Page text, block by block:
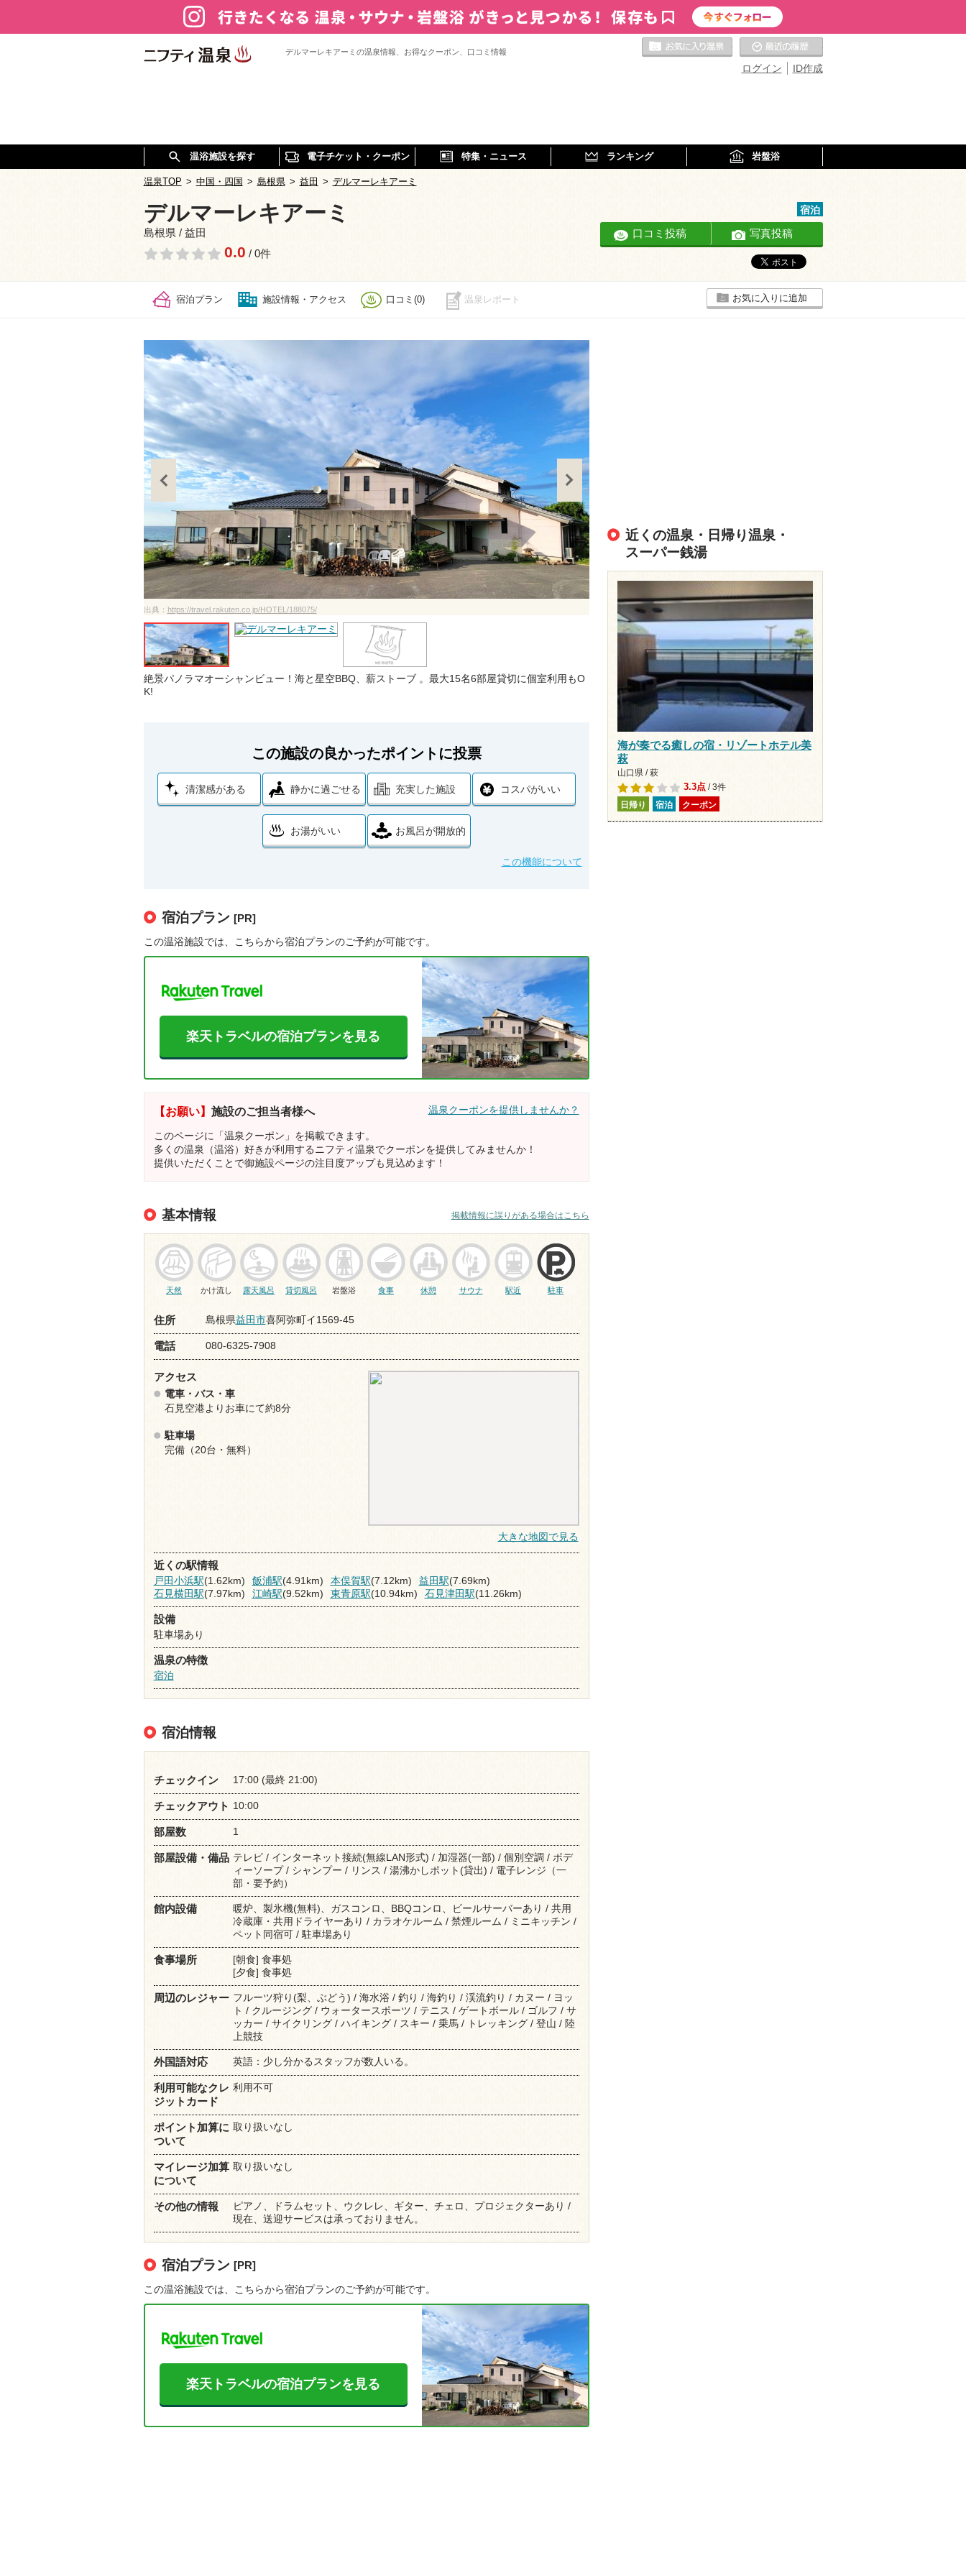
デルマーレキアーミの温泉情報、お得なクーポン、口コミ情報
ID作成
ログイン
お気に入りの温泉
温浴施設を探す 電子チケット・クーポン 特集・ニュース ランキング 岩盤浴
温泉TOP > 中国・四国 > 島根県 > 益田 > デルマーレキアーミ
デルマーレキアーミ
島根県 / 益田
0.0 / 0件
宿泊
口コミ投稿 写真投稿
宿泊プラン 施設情報・アクセス 口コミ(0) 温泉レポート お気に入りに追加
出典： https://travel.rakuten.co.jp/HOTEL/188075/
絶景パノラマオーシャンビュー！海と星空BBQ、薪ストーブ 。最大15名6部屋貸切に個室利用もO
K!
この施設の良かったポイントに投票
清潔感がある 静かに過ごせる 充実した施設 コスパがいい
お湯がいい お風呂が開放的
この機能について
宿泊プラン [PR]
この温浴施設では、こちらから宿泊プランのご予約が可能です。
楽天トラベルの宿泊プランを見る
【お願い】 施設のご担当者様へ 温泉クーポンを提供しませんか？
このページに「温泉クーポン」を掲載できます。
多くの温泉（温浴）好きが利用するニフティ温泉でクーポンを提供してみませんか！
提供いただくことで御施設ページの注目度アップも見込めます！
基本情報 掲載情報に誤りがある場合はこちら
天然 かけ流し 露天風呂 貸切風呂 岩盤浴 食事 休憩 サウナ 駅近 駐車
住所 島根県益田市喜阿弥町イ1569-45
電話 080-6325-7908
アクセス
電車・バス・車
石見空港よりお車にて約8分
駐車場
完備（20台・無料）
大きな地図で見る
近くの駅情報
戸田小浜駅(1.62km) 飯浦駅(4.91km) 本俣賀駅(7.12km) 益田駅(7.69km)
石見横田駅(7.97km) 江崎駅(9.52km) 東青原駅(10.94km) 石見津田駅(11.26km)
設備
駐車場あり
温泉の特徴
宿泊
宿泊情報
チェックイン 17:00 (最終 21:00)
チェックアウト 10:00
部屋数 1
部屋設備・備品 テレビ / インターネット接続(無線LAN形式) / 加湿器(一部) / 個別空調 / ボデ
ィーソープ / シャンプー / リンス / 湯沸かしポット(貸出) / 電子レンジ（一
部・要予約）
館内設備
暖炉、製氷機(無料)、ガスコンロ、BBQコンロ、ビールサーバーあり / 共用
冷蔵庫・共用ドライヤーあり / カラオケルーム / 禁煙ルーム / ミニキッチン /
ペット同宿可 / 駐車場あり
食事場所
[朝食] 食事処
[夕食] 食事処
周辺のレジャー フルーツ狩り(梨、ぶどう) / 海水浴 / 釣り / 海釣り / 渓流釣り / カヌー / ヨッ
ト / クルージング / ウォータースポーツ / テニス / ゲートボール / ゴルフ / サ
ッカー / サイクリング / ハイキング / スキー / 乗馬 / トレッキング / 登山 / 陸
上競技
外国語対応 英語：少し分かるスタッフが数人いる。
利用可能なクレ
ジットカード
利用不可
ポイント加算に
ついて
取り扱いなし
マイレージ加算
について
取り扱いなし
その他の情報
ピアノ、ドラムセット、ウクレレ、ギター、チェロ、プロジェクターあり /
現在、送迎サービスは承っておりません。
宿泊プラン [PR]
この温浴施設では、こちらから宿泊プランのご予約が可能です。
楽天トラベルの宿泊プランを見る
近くの温泉・日帰り温泉・
スーパー銭湯
海が奏でる癒しの宿・リゾートホテル美
萩
山口県 / 萩
3.3点/ 3件
日帰り 宿泊 クーポン